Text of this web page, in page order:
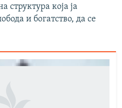
структура која ја
и богатство, да се